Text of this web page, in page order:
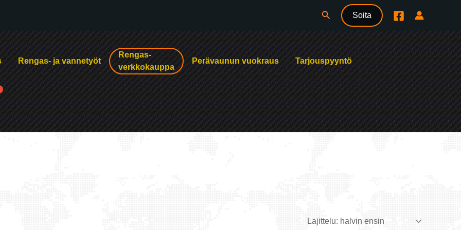
Hae Soita
Rengas- ja vannetyöt
Rengas-
verkkokauppa
Perävaunun vuokraus Tarjouspyyntö